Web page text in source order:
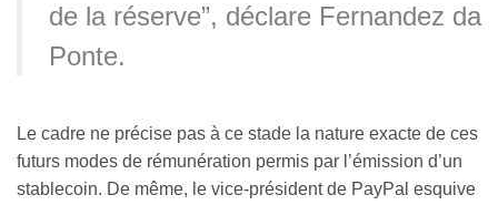
de la réserve”, déclare Fernandez da
Ponte.
Le cadre ne précise pas à ce stade la nature exacte de ces
futurs modes de rémunération permis par l’émission d’un
stablecoin. De même, le vice-président de PayPal esquive